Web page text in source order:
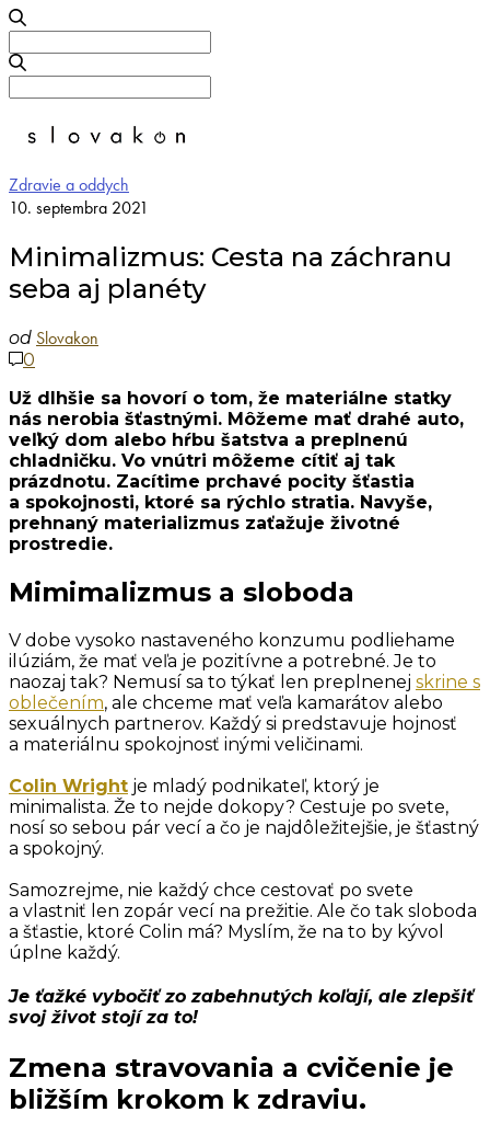
for:
Zdravie a oddych
10. septembra 2021
Minimalizmus: Cesta na záchranu
seba aj planéty
od Slovakon
0
Už dlhšie sa hovorí o tom, že materiálne statky
nás nerobia šťastnými. Môžeme mať drahé auto,
veľký dom alebo hŕbu šatstva a preplnenú
chladničku. Vo vnútri môžeme cítiť aj tak
prázdnotu. Zacítime prchavé pocity šťastia
a spokojnosti, ktoré sa rýchlo stratia. Navyše,
prehnaný materializmus zaťažuje životné
prostredie.
Mimimalizmus a sloboda
V dobe vysoko nastaveného konzumu podliehame
ilúziám, že mať veľa je pozitívne a potrebné. Je to
naozaj tak? Nemusí sa to týkať len preplnenej skrine s
oblečením, ale chceme mať veľa kamarátov alebo
sexuálnych partnerov. Každý si predstavuje hojnosť
a materiálnu spokojnosť inými veličinami.
Colin Wright je mladý podnikateľ, ktorý je
minimalista. Že to nejde dokopy? Cestuje po svete,
nosí so sebou pár vecí a čo je najdôležitejšie, je šťastný
a spokojný.
Samozrejme, nie každý chce cestovať po svete
a vlastniť len zopár vecí na prežitie. Ale čo tak sloboda
a šťastie, ktoré Colin má? Myslím, že na to by kývol
úplne každý.
Je ťažké vybočiť zo zabehnutých koľají, ale zlepšiť
svoj život stojí za to!
Zmena stravovania a cvičenie je
bližším krokom k zdraviu.